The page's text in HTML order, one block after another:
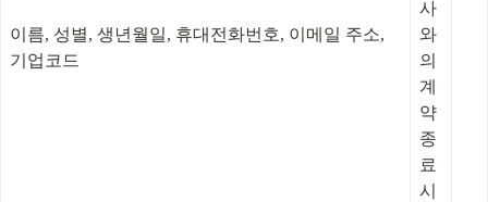
이름, 성별, 생년월일, 휴대전화번호, 이메일 주소,
기업코드
사
와
의
계
약
종
료
시